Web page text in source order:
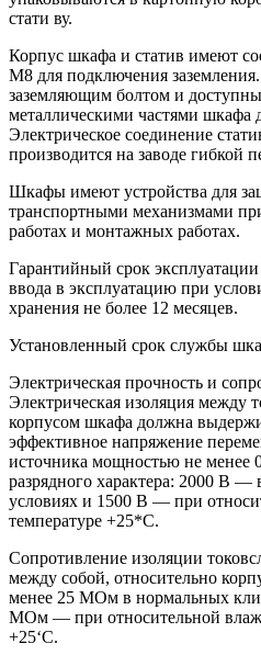
ста­ти ву.
Корпус шкафа и статив имеют
М8 для подключения
заземляю­щим болтом и
металлическими частями
Электрическое соединение
производится на заводе гибкой
Шкафы имеют устройства для
транспортными механизмами
работах и монтажных работах.
Гарантийный срок
ввода в эксплуатацию при
хранения не более 12 месяцев.
Установленный срок службы
Электрическая прочность и
Электриче­ская изоляция между
корпусом шкафа должна
эффективное напряжение
источника мощностью не менее
разрядного характера: 2000 В
условиях и 1500 В — при
температуре +25*С.
Сопротивление изоляции
меж­ду собой, относительно
менее 25 МОм в нормальных
МОм — при от­носительной
+25‘С.